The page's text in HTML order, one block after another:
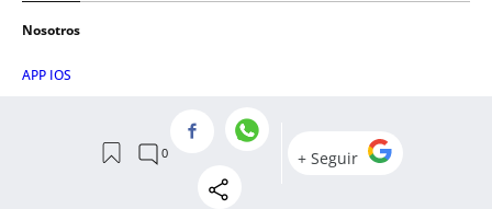
Nosotros
APP IOS
QUIÉNES SOMOS